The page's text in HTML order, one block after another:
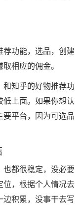
功能，选品，创建
相应的佣金。
知乎的好物推荐功
上面。如果你想认
平台，因为可选品
都很稳定，没必要
位，根据个人情况去
积累，没事干去写